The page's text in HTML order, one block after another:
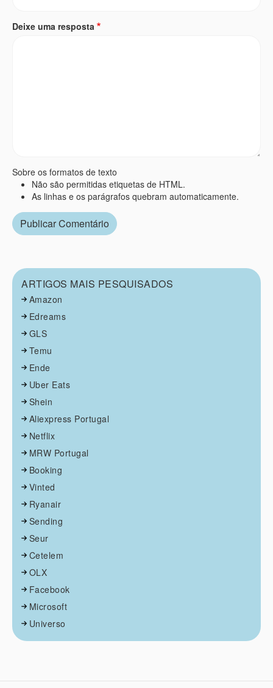
Deixe uma resposta
Sobre os formatos de texto
Não são permitidas etiquetas de HTML.
As linhas e os parágrafos quebram automaticamente.
ARTIGOS MAIS PESQUISADOS
Amazon
Edreams
GLS
Temu
Ende
Uber Eats
Shein
Aliexpress Portugal
Netflix
MRW Portugal
Booking
Vinted
Ryanair
Sending
Seur
Cetelem
OLX
Facebook
Microsoft
Universo